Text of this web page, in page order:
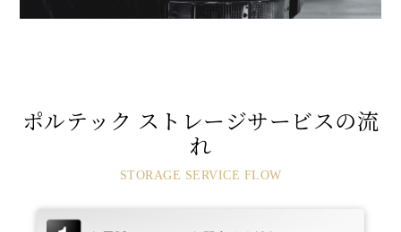
ポルテック ストレージサービスの流
れ
STORAGE SERVICE FLOW